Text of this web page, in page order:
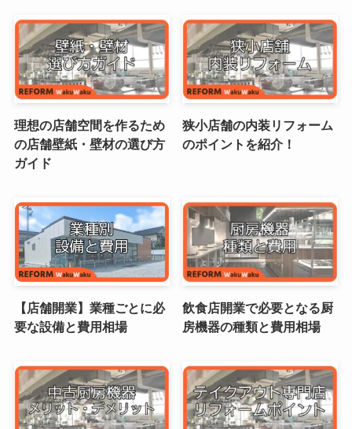
理想の店舗空間を作るため
の店舗壁紙・壁材の選び方
ガイド
狭小店舗の内装リフォーム
のポイントを紹介！
【店舗開業】業種ごとに必
要な設備と費用相場
飲食店開業で必要となる厨
房機器の種類と費用相場